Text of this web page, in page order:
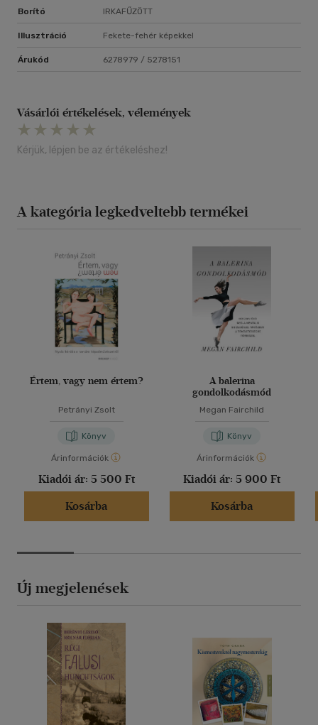
Borító IRKAFŰZÖTT
Illusztráció Fekete-fehér képekkel
Árukód 6278979 / 5278151
Vásárlói értékelések, vélemények
Kérjük, lépjen be az értékeléshez!
A kategória legkedveltebb termékei
Értem, vagy nem értem?
Petrányi Zsolt
Könyv
Árinformációk
Kiadói ár: 5 500 Ft
Kosárba
A balerina
gondolkodásmód
Megan Fairchild
Könyv
Árinformációk
Kiadói ár: 5 900 Ft
Kosárba
Új megjelenések